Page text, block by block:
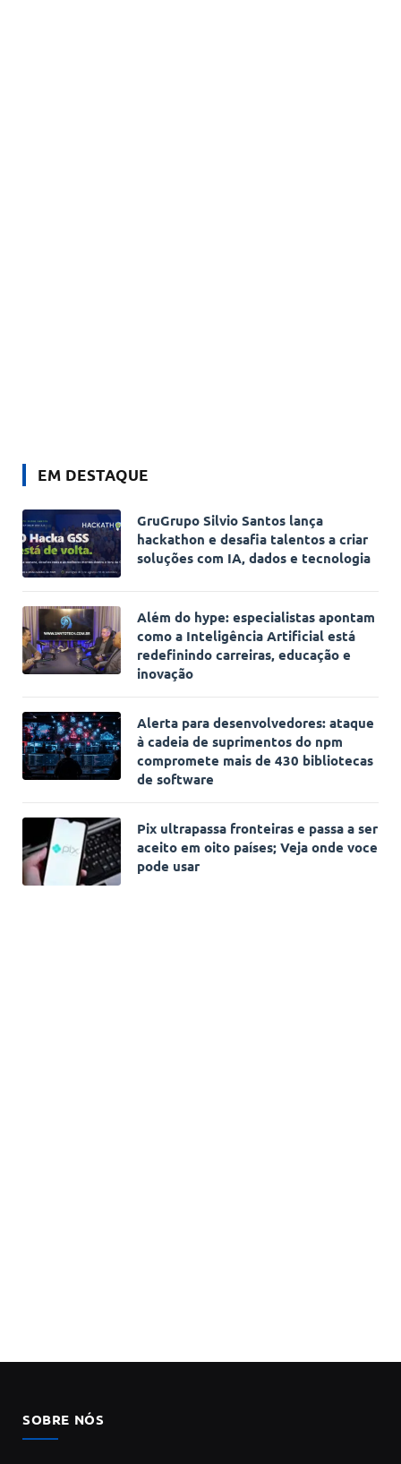
EM DESTAQUE
GruGrupo Silvio Santos lança
hackathon e desafia talentos a criar
soluções com IA, dados e tecnologia
Além do hype: especialistas apontam
como a Inteligência Artificial está
redefinindo carreiras, educação e
inovação
Alerta para desenvolvedores: ataque
à cadeia de suprimentos do npm
compromete mais de 430 bibliotecas
de software
Pix ultrapassa fronteiras e passa a ser
aceito em oito países; Veja onde voce
pode usar
SOBRE NÓS